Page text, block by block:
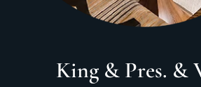
King & Pres. &